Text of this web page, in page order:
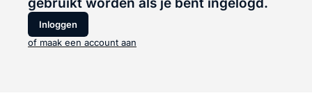
gebruikt worden als je bent ingelogd.
Inloggen
of maak een account aan